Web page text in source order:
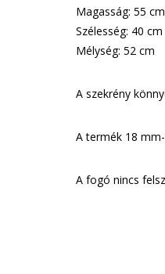
Magasság: 55 cm
Szélesség: 40 cm
Mélység: 52 cm
A szekrény
A termék 18
A fogó nincs